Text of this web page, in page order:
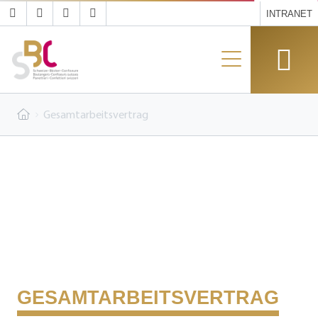
INTRANET
Gesamtarbeitsvertrag
GESAMTARBEITSVERTRAG